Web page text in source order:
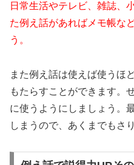
日常生活やテレビ、雑誌、
た例え話があればメモ帳な
う。
また例え話は使えば使うほ
もたらすことができます。
に使うようにしましょう。
しまうので、あくまでもさ